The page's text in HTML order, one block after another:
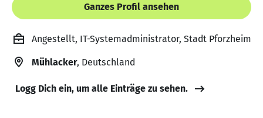
Ganzes Profil ansehen
Angestellt, IT-Systemadministrator, Stadt Pforzheim
Mühlacker, Deutschland
Logg Dich ein, um alle Einträge zu sehen.